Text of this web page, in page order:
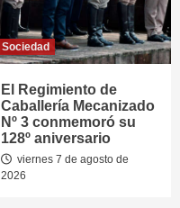
Sociedad
El Regimiento de
Caballería Mecanizado
Nº 3 conmemoró su
128º aniversario
viernes 7 de agosto de
2026